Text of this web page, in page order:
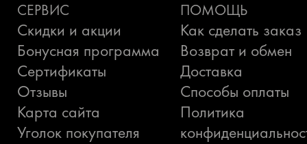
СЕРВИС
Скидки и акции
Бонусная программа
Сертификаты
Отзывы
Карта сайта
Уголок покупателя
ПОМОЩЬ
Как сделать заказ
Возврат и обмен
Доставка
Способы оплаты
Политика